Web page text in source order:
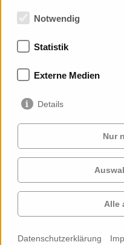
Mitgliedschaften
Services
Cases
Profil
Notwendig
Statistik
Externe Medien
Details
Nur
Alle
Datenschutzerklärung